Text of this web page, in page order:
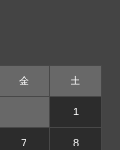
金 土
1
7 8